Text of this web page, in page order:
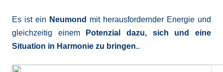
Es ist ein Neumond mit herausfordernder Energie und
gleichzeitig einem
Potenzial dazu, sich und eine
Situation in Harmonie zu bringen..